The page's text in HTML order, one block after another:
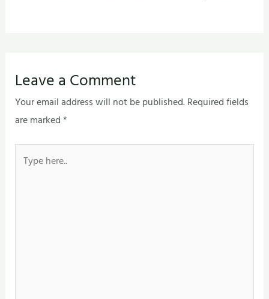
Leave a Comment
Your email address will not be published.Required fields
are marked*
here..